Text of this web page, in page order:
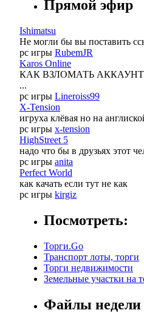
Прямой эфир
Ishimatsu
Не могли бы вы поставить
pc игры RubemJR
Karos Online
КАК ВЗЛОМАТЬ АККАУНТ
...
pc игры Lineroiss99
X-Tension
игруха клёвая но на
pc игры x-tension
HighStreet 5
надо что бы в друзьях этот
pc игры anita
Perfect World
как качать если тут не как
pc игры kirgiz
Посмотреть:
Торги.Go
Транспорт лоты, торги
Торги недвижимости
Земельные участки на
Файлы недели